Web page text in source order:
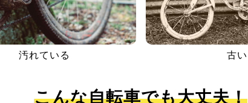
汚れている 古い
こんな自転車でも大丈夫！